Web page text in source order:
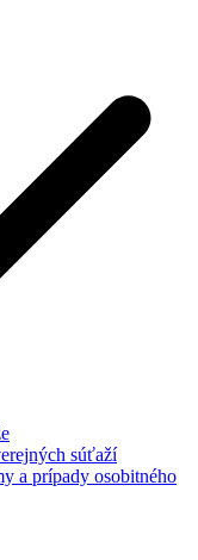
súťaží
a prípady osobitného